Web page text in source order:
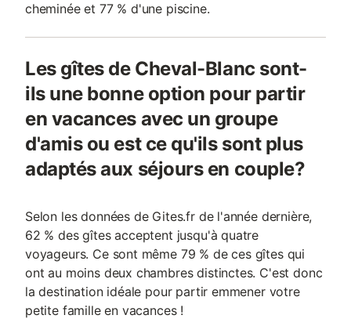
cheminée et 77 % d'une piscine.
Les gîtes de Cheval-Blanc sont-
ils une bonne option pour partir
en vacances avec un groupe
d'amis ou est ce qu'ils sont plus
adaptés aux séjours en couple?
Selon les données de Gites.fr de l'année dernière,
62 % des gîtes acceptent jusqu'à quatre
voyageurs. Ce sont même 79 % de ces gîtes qui
ont au moins deux chambres distinctes. C'est donc
la destination idéale pour partir emmener votre
petite famille en vacances !